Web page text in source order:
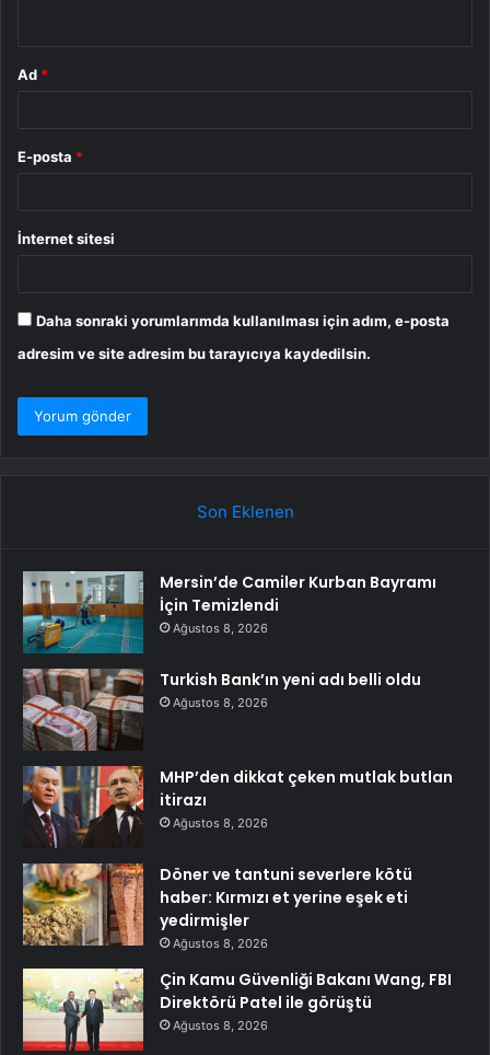
Ad *
E-posta *
İnternet sitesi
Daha sonraki yorumlarımda kullanılması için adım, e-posta
adresim ve site adresim bu tarayıcıya kaydedilsin.
Son Eklenen
Mersin’de Camiler Kurban Bayramı
İçin Temizlendi
Ağustos 8, 2026
Turkish Bank’ın yeni adı belli oldu
Ağustos 8, 2026
MHP’den dikkat çeken mutlak butlan
itirazı
Ağustos 8, 2026
Döner ve tantuni severlere kötü
haber: Kırmızı et yerine eşek eti
yedirmişler
Ağustos 8, 2026
Çin Kamu Güvenliği Bakanı Wang, FBI
Direktörü Patel ile görüştü
Ağustos 8, 2026